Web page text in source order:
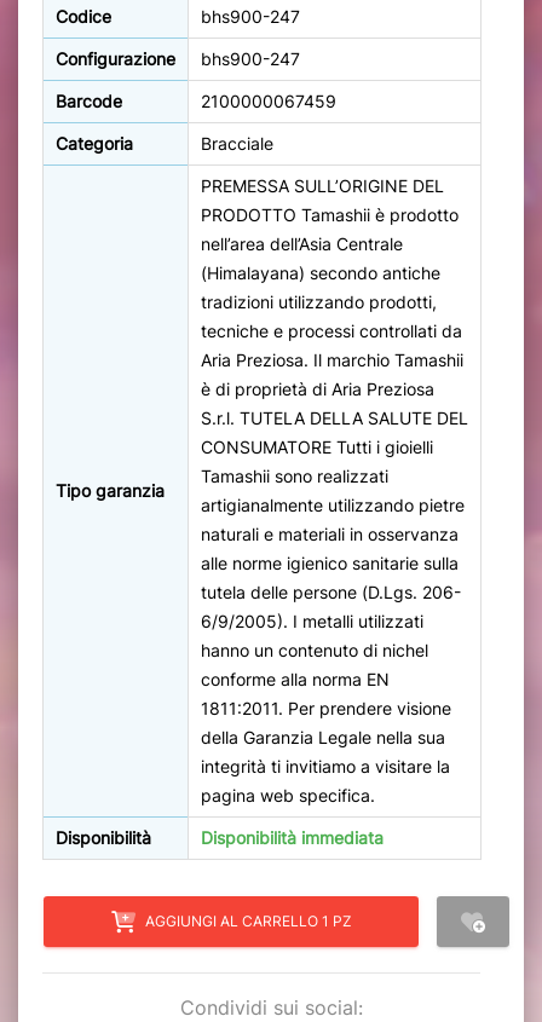
Codice bhs900-247
Configurazione bhs900-247
Barcode 2100000067459
Categoria Bracciale
Tipo garanzia
PREMESSA SULL’ORIGINE DEL
PRODOTTO Tamashii è prodotto
nell’area dell’Asia Centrale
(Himalayana) secondo antiche
tradizioni utilizzando prodotti,
tecniche e processi controllati da
Aria Preziosa. Il marchio Tamashii
è di proprietà di Aria Preziosa
S.r.l. TUTELA DELLA SALUTE DEL
CONSUMATORE Tutti i gioielli
Tamashii sono realizzati
artigianalmente utilizzando pietre
naturali e materiali in osservanza
alle norme igienico sanitarie sulla
tutela delle persone (D.Lgs. 206-
6/9/2005). I metalli utilizzati
hanno un contenuto di nichel
conforme alla norma EN
1811:2011. Per prendere visione
della Garanzia Legale nella sua
integrità ti invitiamo a visitare la
pagina web specifica.
Disponibilità Disponibilità immediata
AGGIUNGI AL CARRELLO 1 PZ
Condividi sui social: